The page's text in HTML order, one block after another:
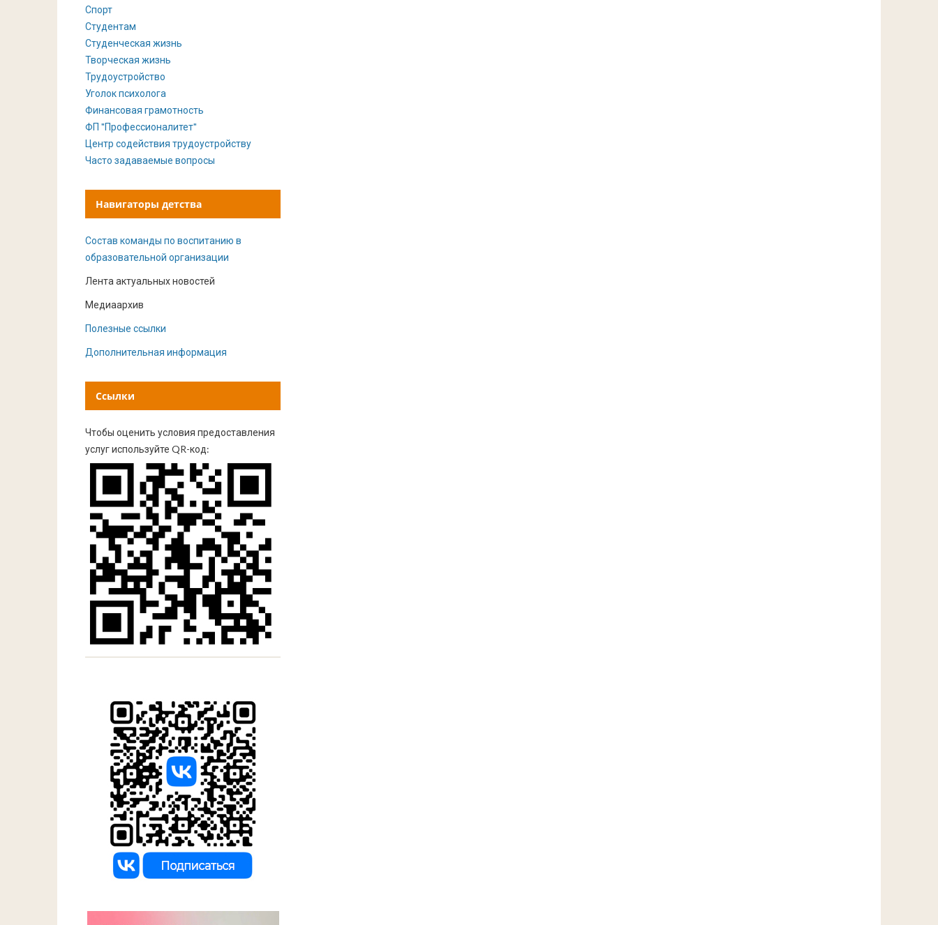
Спорт
Студентам
Студенческая жизнь
Творческая жизнь
Трудоустройство
Уголок психолога
Финансовая грамотность
ФП "Профессионалитет"
Центр содействия трудоустройству
Часто задаваемые вопросы
Навигаторы детства
Состав команды по воспитанию в
образовательной организации
Лента актуальных новостей
Медиаархив
Полезные ссылки
Дополнительная информация
Ссылки
Чтобы оценить условия предоставления
услуг используйте QR-код: